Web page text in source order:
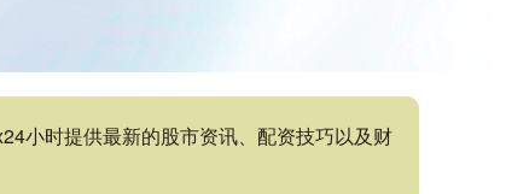
小时提供最新的股市资讯、配资技巧以及财